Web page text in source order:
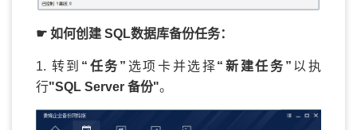
☛ 如何创建 SQL数据库备份任务：
1. 转到 “任务” 选项卡并选择“新建任务” 以执
行"SQL Server 备份"。